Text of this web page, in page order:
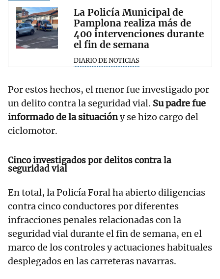
La Policía Municipal de
Pamplona realiza más de
400 intervenciones durante
el fin de semana
DIARIO DE NOTICIAS
Por estos hechos, el menor fue investigado por
un delito contra la seguridad vial. Su padre fue
informado de la situacióny se hizo cargo del
ciclomotor.
Cinco investigados por delitos contra la
seguridad vial
En total, la Policía Foral ha abierto diligencias
contra cinco conductores por diferentes
infracciones penales relacionadas con la
seguridad vial durante el fin de semana, en el
marco de los controles y actuaciones habituales
desplegados en las carreteras navarras.